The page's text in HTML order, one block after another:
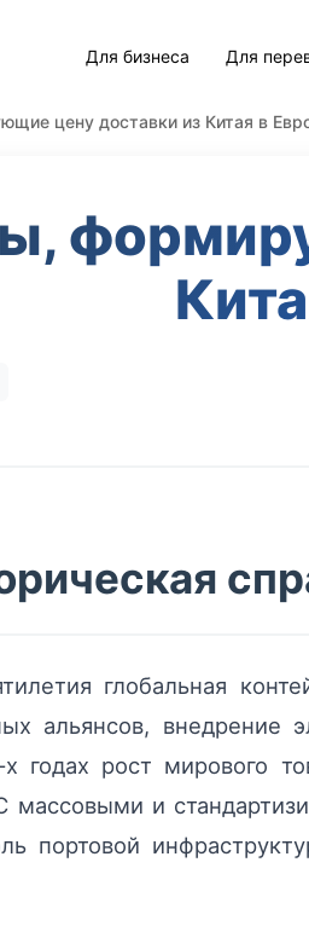
Для бизнеса Для
цену доставки из Китая в
глобальная
альянсов, внедрение
годах рост мирового
массовыми и
портовой